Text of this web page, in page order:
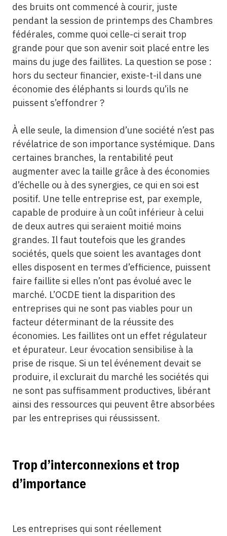
des bruits ont commencé à courir, juste
pendant la session de printemps des Chambres
fédérales, comme quoi celle-ci serait trop
grande pour que son avenir soit placé entre les
mains du juge des faillites. La question se pose :
hors du secteur financier, existe-t-il dans une
économie des éléphants si lourds qu’ils ne
puissent s’effondrer ?
À elle seule, la dimension d’une société n’est pas
révélatrice de son importance systémique. Dans
certaines branches, la rentabilité peut
augmenter avec la taille grâce à des économies
d’échelle ou à des synergies, ce qui en soi est
positif. Une telle entreprise est, par exemple,
capable de produire à un coût inférieur à celui
de deux autres qui seraient moitié moins
grandes. Il faut toutefois que les grandes
sociétés, quels que soient les avantages dont
elles disposent en termes d’efficience, puissent
faire faillite si elles n’ont pas évolué avec le
marché. L’OCDE tient la disparition des
entreprises qui ne sont pas viables pour un
facteur déterminant de la réussite des
économies. Les faillites ont un effet régulateur
et épurateur. Leur évocation sensibilise à la
prise de risque. Si un tel événement devait se
produire, il exclurait du marché les sociétés qui
ne sont pas suffisamment productives, libérant
ainsi des ressources qui peuvent être absorbées
par les entreprises qui réussissent.
Trop d’interconnexions et trop
d’importance
Les entreprises qui sont réellement